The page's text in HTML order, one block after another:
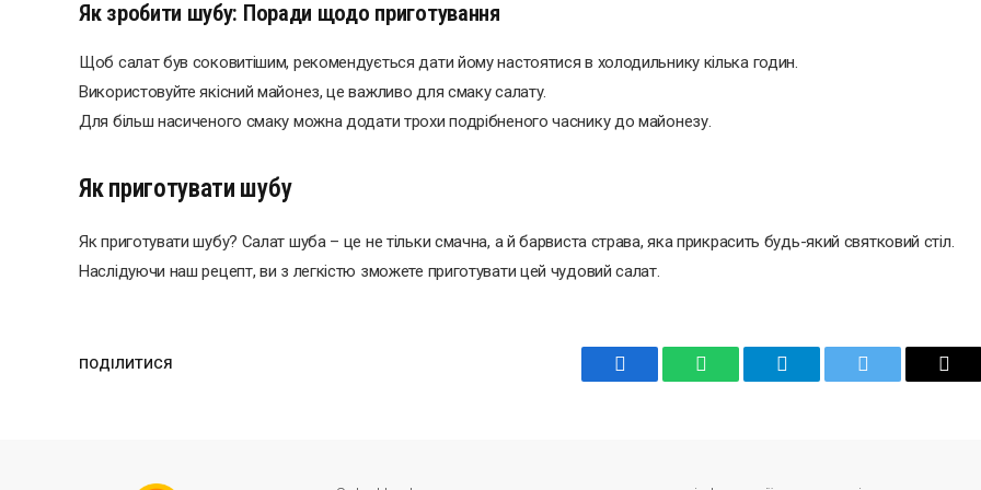
Як зробити шубу: Поради щодо приготування
Щоб салат був соковитішим, рекомендується дати йому настоятися в холодильнику кілька годин.
Використовуйте якісний майонез, це важливо для смаку салату.
Для більш насиченого смаку можна додати трохи подрібненого часнику до майонезу.
Як приготувати шубу
Як приготувати шубу? Салат шуба – це не тільки смачна, а й барвиста страва, яка прикрасить будь-який святковий стіл.
Наслідуючи наш рецепт, ви з легкістю зможете приготувати цей чудовий салат.
ПОДІЛИТИСЯ
Facebook WhatsAppTelegram Twitter